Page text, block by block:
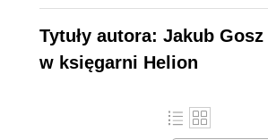
Tytuły autora: Jakub
w księgarni Helion